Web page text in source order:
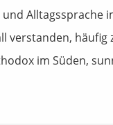
Alltagssprache
verstanden, häufig
im Süden,